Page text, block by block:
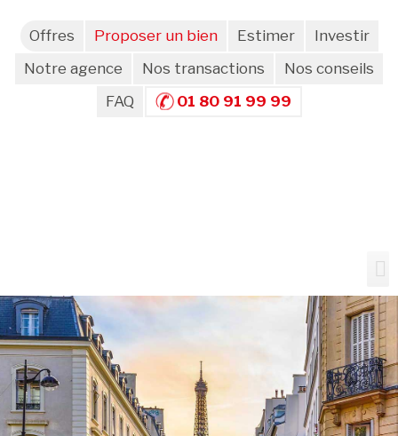
Offres Proposer un bien Estimer
Investir
Notre agence
Nos transactions
Nos conseils
FAQ
01 80 91 99 99